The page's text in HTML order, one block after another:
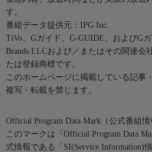
す。
番組データ提供元：IPG Inc.
TiVo、Gガイド、G-GUIDE、およびG
Brands LLCおよび／またはその関連会
たは登録商標です。
このホームページに掲載している記事
複写・転載を禁じます。
Official Program Data Mark（公式番組情
このマークは「Official Program Data
式情報である「SI(Service Information)